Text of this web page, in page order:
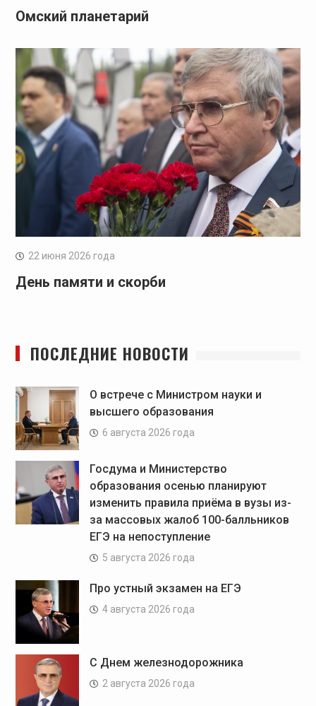
Омский планетарий
22 июня 2026 года
День памяти и скорби
ПОСЛЕДНИЕ НОВОСТИ
О встрече с Министром науки и
высшего образования
6 августа 2026 года
Госдума и Министерство
образования осенью планируют
изменить правила приёма в вузы из-
за массовых жалоб 100-балльников
ЕГЭ на непоступление
5 августа 2026 года
Про устный экзамен на ЕГЭ
4 августа 2026 года
С Днем железнодорожника
2 августа 2026 года